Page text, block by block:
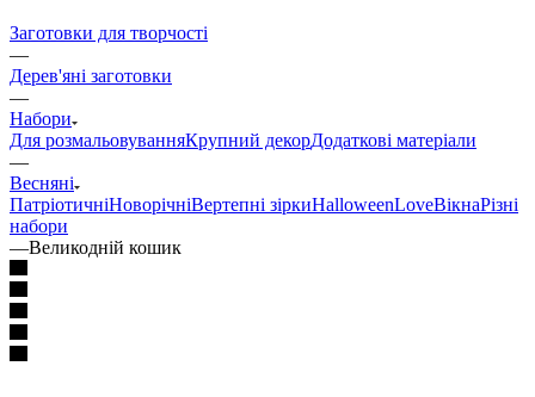
Заготовки для творчості
—
Дерев'яні заготовки
—
Набори
Для розмальовуванняКрупний декорДодаткові матеріали
—
Весняні
ПатріотичніНоворічніВертепні зіркиHalloweenLoveВікнаРізні
набори
—Великодній кошик